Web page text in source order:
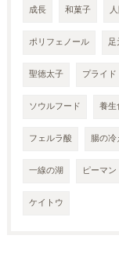
成長 和菓子
ポリフェノール 足
聖徳太子 プライド
ソウルフード 養生
フェルラ酸 腸の冷
一線の湖 ピーマン
ケイトウ